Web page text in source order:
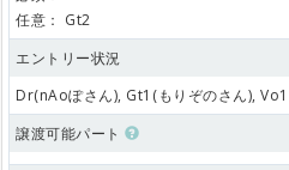
任意： Gt2
エントリー状況
Dr(nAoぽさん), Gt1(もりぞのさん),
譲渡可能パート